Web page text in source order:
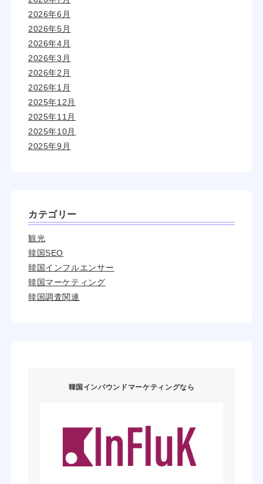
2026年6月
2026年5月
2026年4月
2026年3月
2026年2月
2026年1月
2025年12月
2025年11月
2025年10月
2025年9月
カテゴリー
観光
韓国SEO
韓国インフルエンサー
韓国マーケティング
韓国調査関連
韓国インバウンドマーケティングなら